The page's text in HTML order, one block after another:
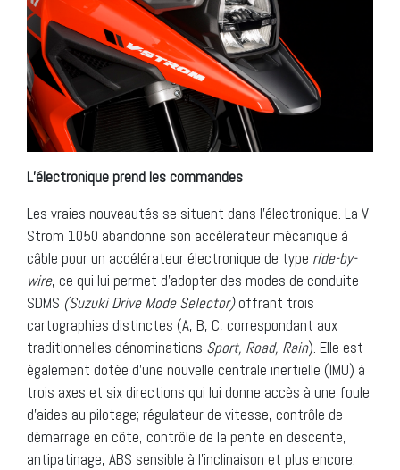
L’électronique prend les commandes
Les vraies nouveautés se situent dans l’électronique. La V-
Strom 1050 abandonne son accélérateur mécanique à
câble pour un accélérateur électronique de type ride-by-
wire, ce qui lui permet d’adopter des modes de conduite
SDMS (Suzuki Drive Mode Selector)offrant trois
cartographies distinctes (A, B, C, correspondant aux
traditionnelles dénominations Sport, Road, Rain). Elle est
également dotée d’une nouvelle centrale inertielle (IMU) à
trois axes et six directions qui lui donne accès à une foule
d’aides au pilotage; régulateur de vitesse, contrôle de
démarrage en côte, contrôle de la pente en descente,
antipatinage, ABS sensible à l’inclinaison et plus encore.